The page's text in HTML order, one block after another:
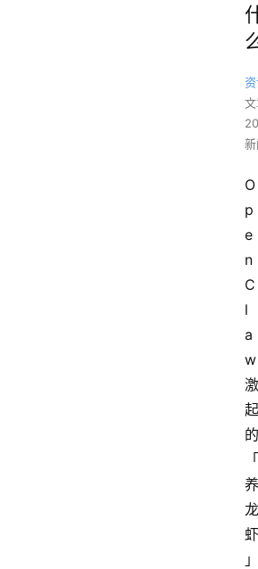
O
p
e
n
C
l
a
w
激
起
的
「
养
龙
虾
」